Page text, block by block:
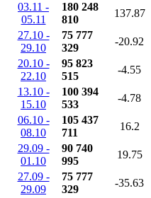
03.11 -
05.11
180 248
810
137.87
27.10 -
29.10
75 777
329
-20.92
20.10 -
22.10
95 823
515
-4.55
13.10 -
15.10
100 394
533
-4.78
06.10 -
08.10
105 437
711
16.2
29.09 -
01.10
90 740
995
19.75
27.09 -
29.09
75 777
329
-35.63